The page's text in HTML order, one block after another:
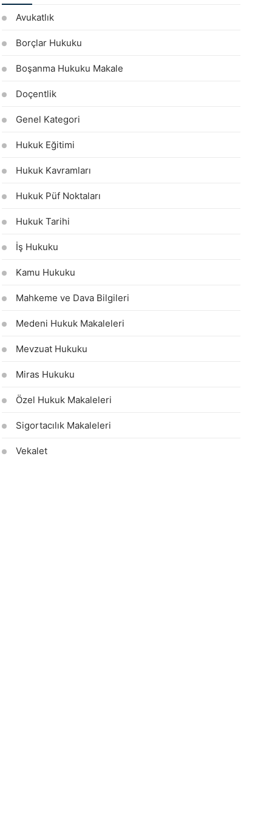
Avukatlık
Borçlar Hukuku
Boşanma Hukuku Makale
Doçentlik
Genel Kategori
Hukuk Eğitimi
Hukuk Kavramları
Hukuk Püf Noktaları
Hukuk Tarihi
İş Hukuku
Kamu Hukuku
Mahkeme ve Dava Bilgileri
Medeni Hukuk Makaleleri
Mevzuat Hukuku
Miras Hukuku
Özel Hukuk Makaleleri
Sigortacılık Makaleleri
Vekalet